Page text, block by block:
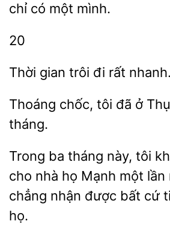
chỉ có một mình.
20
Thời gian rất
Thoáng chốc, tôi đã
Trong ba tháng
tôi
cho nhà họ Mạnh một lần
chẳng nhận được bất cứ
họ.